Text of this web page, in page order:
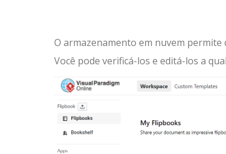
O armazenamento em nuvem permite
Você pode verificá-los e editá-los a